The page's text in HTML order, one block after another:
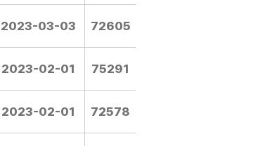
2023-03-03 72605
2023-02-01 75291
2023-02-01 72578